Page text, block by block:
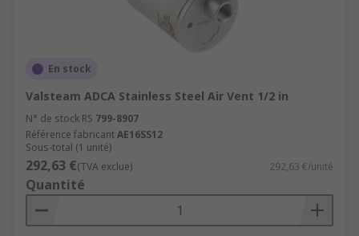
En stock
Valsteam ADCA Stainless Steel Air Vent 1/2 in
N° de stock RS 799-8907
Référence fabricantAE16SS12
Sous-total (1 unité)
292,63 €(TVA exclue) 292,63 €/unité
Quantité